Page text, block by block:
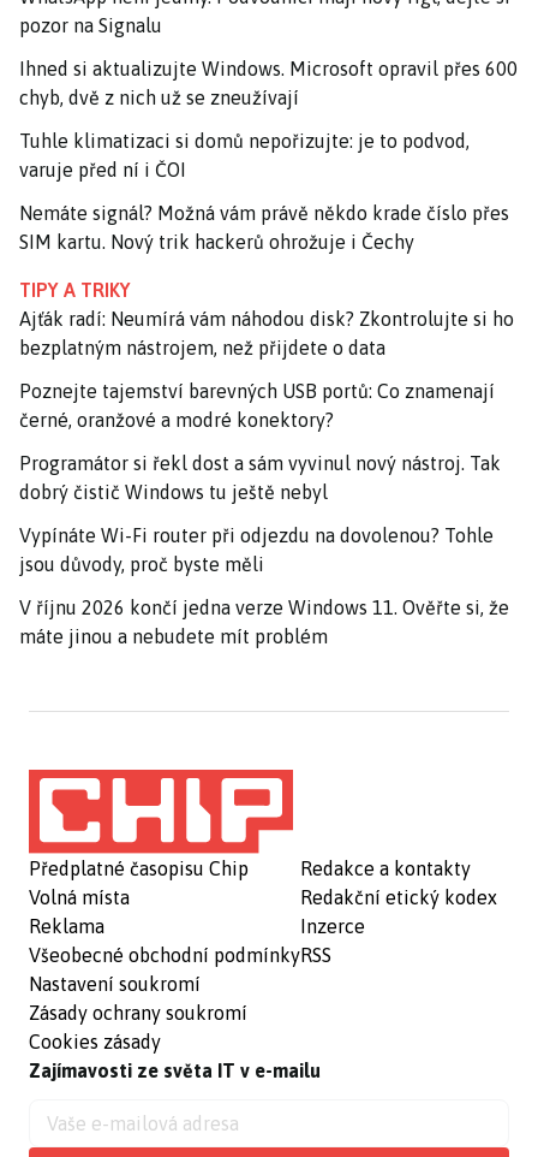
pozor na Signalu
Ihned si aktualizujte Windows. Microsoft opravil přes 600
chyb, dvě z nich už se zneužívají
Tuhle klimatizaci si domů nepořizujte: je to podvod,
varuje před ní i ČOI
Nemáte signál? Možná vám právě někdo krade číslo přes
SIM kartu. Nový trik hackerů ohrožuje i Čechy
TIPY A TRIKY
Ajťák radí: Neumírá vám náhodou disk? Zkontrolujte si ho
bezplatným nástrojem, než přijdete o data
Poznejte tajemství barevných USB portů: Co znamenají
černé, oranžové a modré konektory?
Programátor si řekl dost a sám vyvinul nový nástroj. Tak
dobrý čistič Windows tu ještě nebyl
Vypínáte Wi-Fi router při odjezdu na dovolenou? Tohle
jsou důvody, proč byste měli
V říjnu 2026 končí jedna verze Windows 11. Ověřte si, že
máte jinou a nebudete mít problém
Předplatné časopisu Chip
Volná místa
Reklama
Všeobecné obchodní podmínky
Nastavení soukromí
Zásady ochrany soukromí
Cookies zásady
Redakce a kontakty
Redakční etický kodex
Inzerce
RSS
Zajímavosti ze světa IT v e-mailu